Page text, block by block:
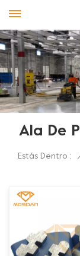
Ala De
Estás Dentro :